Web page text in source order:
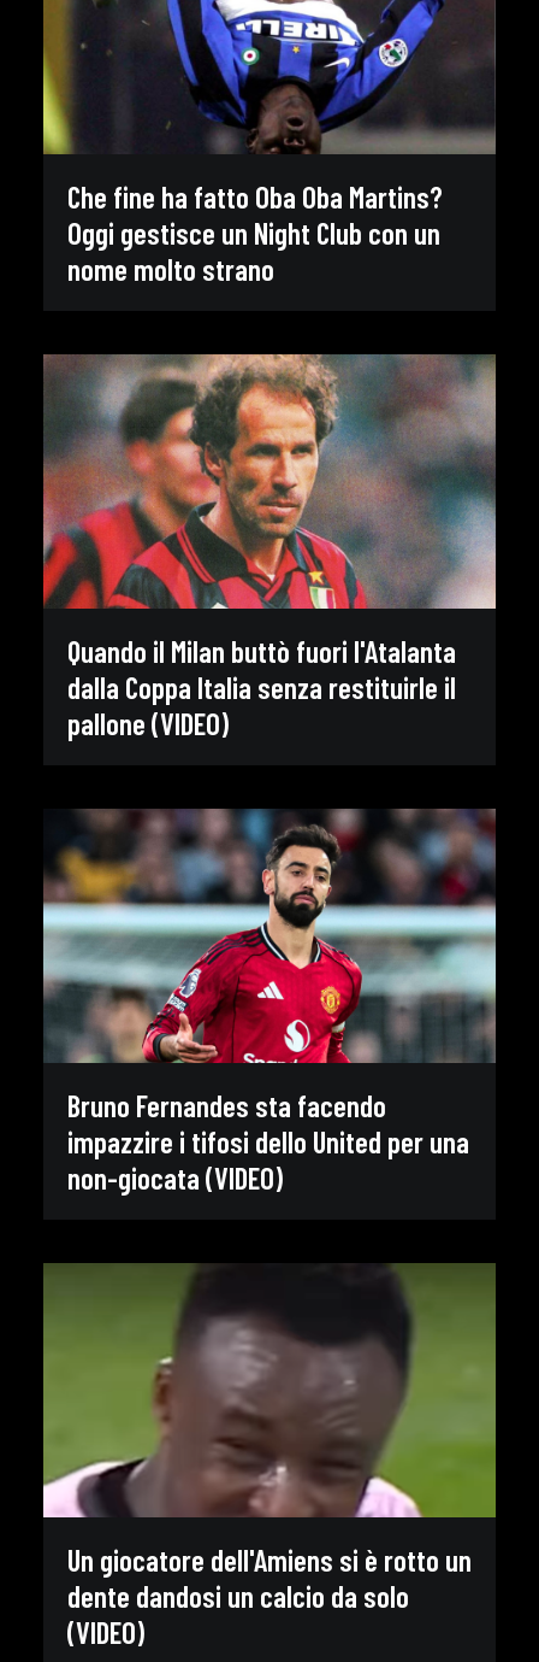
Che fine ha fatto Oba Oba Martins?
Oggi gestisce un Night Club con un
nome molto strano
Quando il Milan buttò fuori l'Atalanta
dalla Coppa Italia senza restituirle il
pallone (VIDEO)
Bruno Fernandes sta facendo
impazzire i tifosi dello United per una
non-giocata (VIDEO)
Un giocatore dell'Amiens si è rotto un
dente dandosi un calcio da solo
(VIDEO)